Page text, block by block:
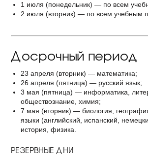
1 июля (понедельник) — по всем
2 июля (вторник) — по всем учебным
Досрочный период
23 апреля (вторник) — математика;
26 апреля (пятница) — русский язык;
3 мая (пятница) — информатика,
обществознание, химия;
7 мая (вторник) — биология,
языки (английский, испанский,
история, физика.
РЕЗЕРВНЫЕ ДНИ